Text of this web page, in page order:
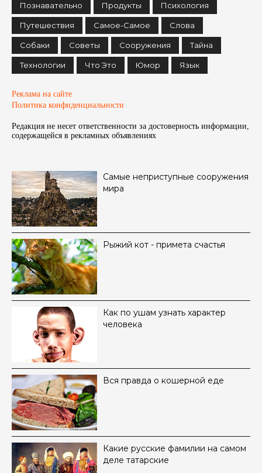
Познавательно Продукты Психология
Путешествия Самое-Самое Слова
Собаки Советы Сооружения Тайна
Технологии Что Это Юмор Язык
Реклама на сайте
Политика конфиденциальности
Редакция не несет ответственности за достоверность информации,
содержащейся в рекламных объявленияx
Самые неприступные сооружения
мира
Рыжий кот - примета счастья
Как по ушам узнать характер
человека
Вся правда о кошерной еде
Какие русские фамилии на самом
деле татарские